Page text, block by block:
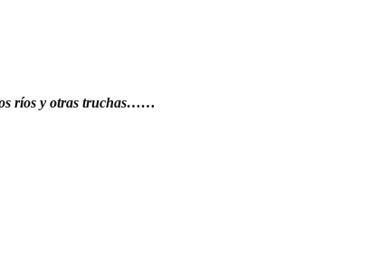
ríos y otras truchas……